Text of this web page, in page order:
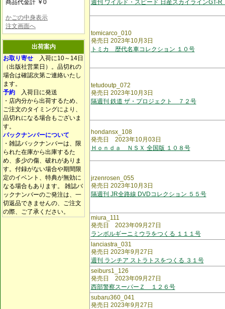
商品代金計 ￥0
かごの中身表示
注文画面へ
出荷案内
お取り寄せ 入荷に10～14日
（出版社営業日）。品切れの
場合は確認次第ご連絡いたし
ます。
予約 入荷日に発送
・店内分から出荷するため、
ご注文のタイミングにより、
品切れになる場合もございま
す。
バックナンバーについて
・雑誌バックナンバーは、限
られた在庫から出庫するた
め、多少の傷、破れがありま
す。付録がない場合や期間限
定のイベント、特典が無効に
なる場合もあります。 雑誌バ
ックナンバーのご発注は、一
切返品できませんの、ご注文
の際、ご了承ください。
週刊 ワイルド・スピード 日産スカイラインGT-R
tomicarco_010
発売日 2023年10月3日
トミカ 歴代名車コレクション １０号
tetudoutp_072
発売日 2023年10月3日
隔週刊 鉄道 ザ・プロジェクト ７２号
hondansx_108
発売日 2023年10月03日
Ｈｏｎｄａ ＮＳＸ 全国版 １０８号
jrzenrosen_055
発売日 2023年10月3日
隔週刊 JR全路線 DVDコレクション ５５号
miura_111
発売日 2023年09月27日
ランボルギーニミウラをつくる １１１号
lanciastra_031
発売日 2023年9月27日
週刊 ランチア ストラトスをつくる ３１号
seiburs1_126
発売日 2023年09月27日
西部警察スーパーＺ １２６号
subaru360_041
発売日 2023年9月27日